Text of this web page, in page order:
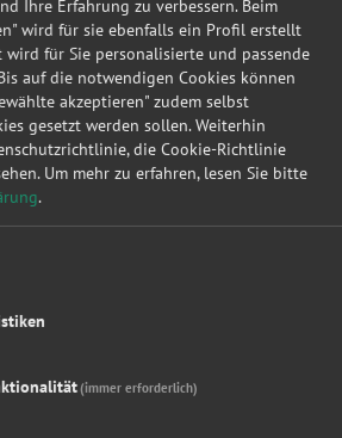
5 6 7 »
Ihre Erfahrung zu verbessern. Beim
wird für sie ebenfalls ein Profil erstellt
wird für Sie personalisierte und passende
auf die notwendigen Cookies können
akzeptieren" zudem selbst
gesetzt werden sollen. Weiterhin
die Cookie-Richtlinie
Um mehr zu erfahren, lesen Sie bitte
.
(immer erforderlich)